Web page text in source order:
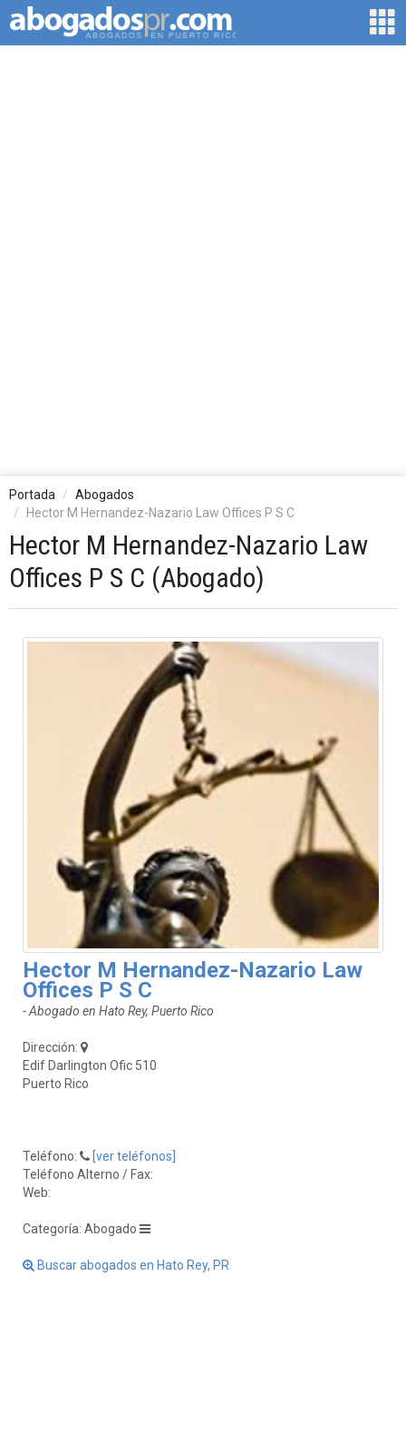
Portada
Abogados
Hector M Hernandez-Nazario Law Offices P S C
Hector M Hernandez-Nazario Law
Offices P S C (Abogado)
Hector M Hernandez-Nazario Law
Offices P S C
- Abogado en Hato Rey, Puerto Rico
Dirección:
Edif Darlington Ofic 510
Puerto Rico
Teléfono:
[ver teléfonos]
Teléfono Alterno / Fax:
Web:
Categoría: Abogado
Buscar abogados en Hato Rey, PR